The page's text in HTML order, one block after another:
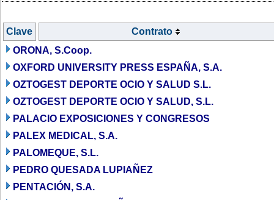
Clave
Contrato
ORONA, S.Coop.
OXFORD UNIVERSITY PRESS ESPAÑA, S.A.
OZTOGEST DEPORTE OCIO Y SALUD S.L.
OZTOGEST DEPORTE OCIO Y SALUD, S.L.
PALACIO EXPOSICIONES Y CONGRESOS
PALEX MEDICAL, S.A.
PALOMEQUE, S.L.
PEDRO QUESADA LUPIAÑEZ
PENTACIÓN, S.A.